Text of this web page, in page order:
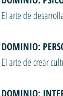
El arte de
DOMINIO:
El arte de crear
DOMINIO: